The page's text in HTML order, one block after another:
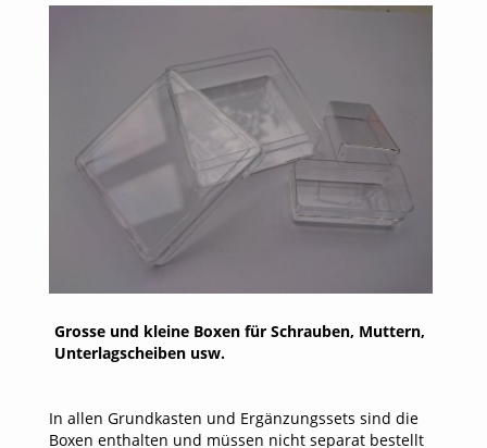
Grosse und kleine Boxen für Schrauben, Muttern,
Unterlagscheiben usw.
In allen Grundkasten und Ergänzungssets sind die
Boxen enthalten und müssen nicht separat bestellt